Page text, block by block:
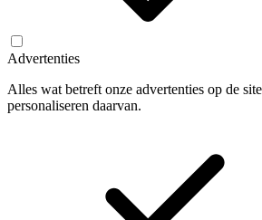
Advertenties
Alles wat betreft onze advertenties op de
personaliseren daarvan.